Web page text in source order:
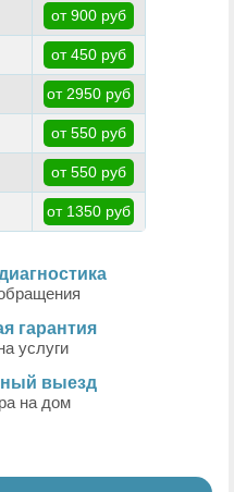
от 900 руб
от 450 руб
от 2950 руб
от 550 руб
от 550 руб
от 1350 руб
гарантия
услуги
выезд
на дом